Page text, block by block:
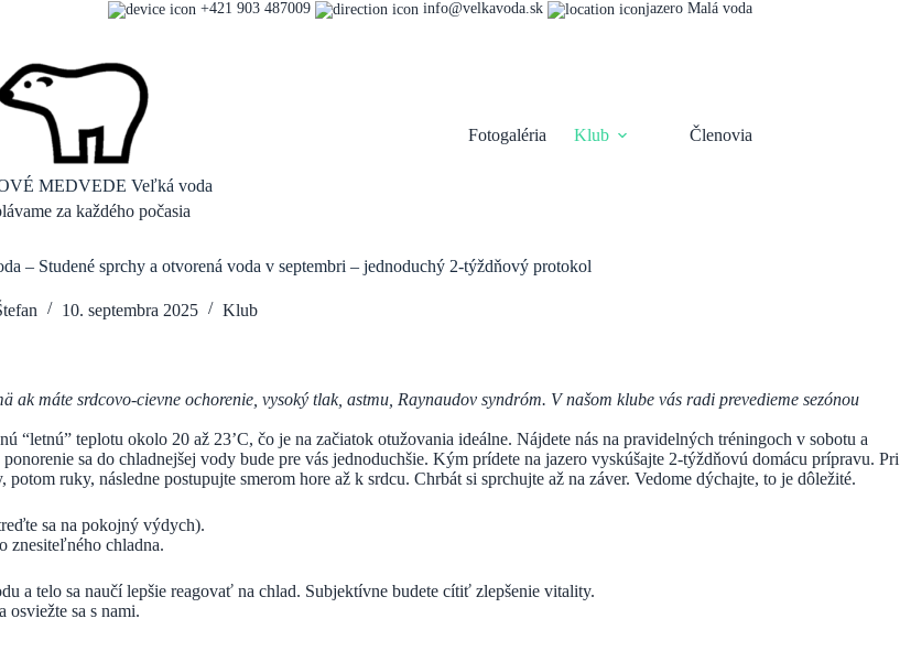
+421 903 487009 info@velkavoda.sk jazero Malá voda
MEDVEDE Veľká voda
za každého počasia
Fotogaléria Klub Členovia
– Studené sprchy a otvorená voda v septembri – jednoduchý 2-týždňový protokol
10. septembra 2025 Klub
máte srdcovo-cievne ochorenie, vysoký tlak, astmu, Raynaudov syndróm. V našom klube vás radi prevedieme sezónou
“letnú” teplotu okolo 20 až 23’C, čo je na začiatok otužovania ideálne. Nájdete nás na pravidelných tréningoch v sobotu a
sa do chladnejšej vody bude pre vás jednoduchšie. Kým prídete na jazero vyskúšajte 2-týždňovú domácu prípravu. Pri
ruky, následne postupujte smerom hore až k srdcu. Chrbát si sprchujte až na záver. Vedome dýchajte, to je dôležité.
sa na pokojný výdych).
znesiteľného chladna.
a telo sa naučí lepšie reagovať na chlad. Subjek­tívne budete cítiť zlepšenie vitality.
osviežte sa s nami.